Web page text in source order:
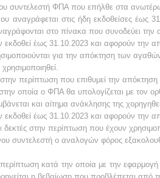
συντελεστή ΦΠΑ που επήλθε στα
αναγράφεται στις ήδη εκδοθείσες έως
στο πίνακα που συνοδεύει την
εκδοθεί έως 31.10.2023 και αφορούν την
για την απόκτηση των
περίπτωση που επιθυμεί την
οποία ο ΦΠΑ θα υπολογίζεται με τον
και αίτημα ανάκλησης της
εκδοθεί έως 31.10.2023 και αφορούν την
δεκτές στην περίπτωση που έχουν
συντελεστή ο αναλογών φόρος
περίπτωση κατά την οποία με την